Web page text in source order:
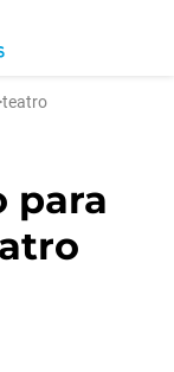
teatro
para